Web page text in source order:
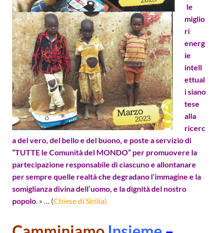
le
miglio
ri
energ
ie
intell
ettual
i siano
tese
alla
ricerc
a del vero, del bello e del buono, e poste a servizio di
“TUTTE le Comunità del MONDO” per promuovere la
partecipazione responsabile di ciascuno e allontanare
per sempre quelle realtà che degradano l’immagine e la
somiglianza divina dell’uomo, e la dignità del nostro
popolo. » … (Chiese di Sicilia)